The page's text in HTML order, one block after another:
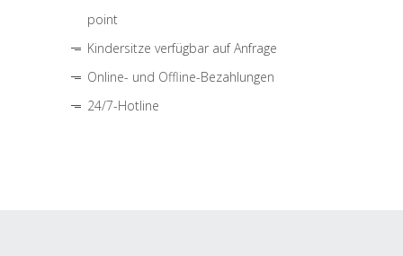
point
Kindersitze verfügbar auf Anfrage
Online- und Offline-Bezahlungen
24/7-Hotline